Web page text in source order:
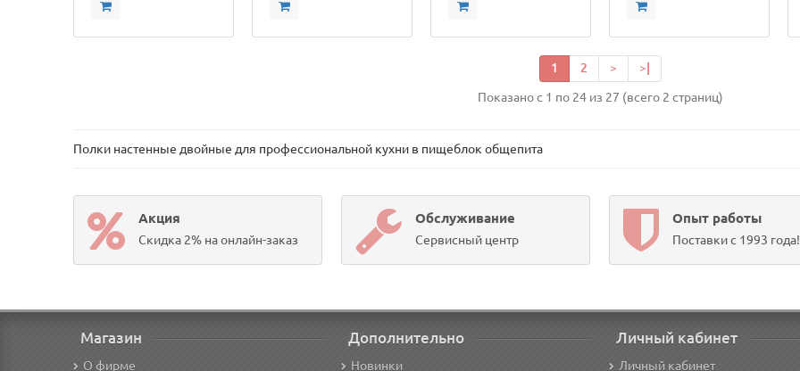
1 2 > >|
Показано с 1 по 24 из 27 (всего 2 страниц)
Полки настенные двойные для профессиональной кухни в пищеблок общепита
Акция
Скидка 2% на онлайн-заказ
Обслуживание
Сервисный центр
Опыт работы
Поставки с 1993 года!
Магазин
О фирме
Дополнительно
Новинки
Личный кабинет
Личный кабинет